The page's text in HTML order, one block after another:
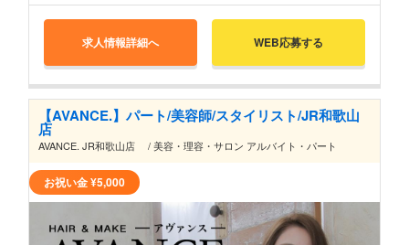
求人情報詳細へ WEB応募する
【AVANCE.】パート/美容師/スタイリスト/JR和歌山
店
AVANCE. JR和歌山店 / 美容・理容・サロン アルバイト・パート
お祝い金¥5,000